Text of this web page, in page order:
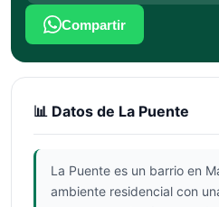
Compartir
📊 Datos de La Puente
La Puente es un barrio en
ambiente residencial con